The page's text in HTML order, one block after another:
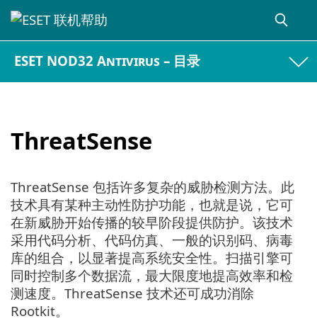
ESET NOD32 Antivirus – 目录
ThreatSense
ThreatSense 包括许多复杂的威胁检测方法。此
技术具有某种主动性防护功能，也就是说，它可
在新威胁开始传播的较早阶段提供防护。该技术
采用代码分析、代码仿真、一般的识别码、病毒
库的组合，以显著提高系统安全性。扫描引擎可
同时控制多个数据流，最大限度地提高效率和检
测速度。ThreatSense 技术还可成功消除
Rootkit。